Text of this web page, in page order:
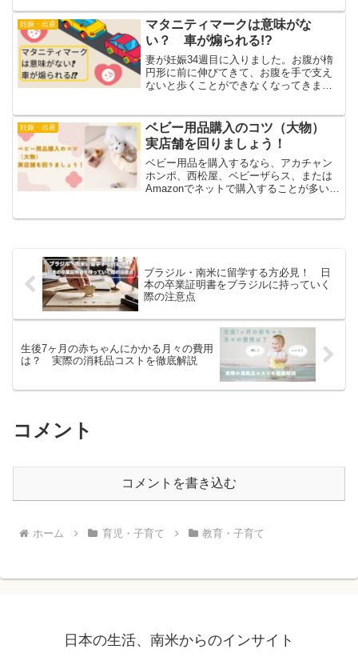
「？？？」でした。出産は痛みに耐える
ものだと勝手に思い込んでいたので...
妊娠・出産
マタニティマークは意味がな
い？ 車が煽られる!?
妻が妊娠34週目に入りました。お腹が楕
円形に前に伸びてきて、お腹を手で支え
ないと歩くことができなくなってきまし
も苦労しています。というのもわたした
ちが住んでいる川越市周...
妊娠・出産
ベビー用品購入のコツ（大物）
実店舗を回りましょう！
ベビー用品を購入するなら、アカチャン
ホンポ、西松屋、ベビーザらス、または
Amazonでネットで購入することが多いの
ブラジル・南米に留学する方必見！ 日
本の卒業証明書をブラジルに持っていく
際の注意点
生後7ヶ月の赤ちゃんにかかる月々の費用
は？ 実際の消耗品コストを徹底解説
コメント
コメントを書き込む
ホーム 育児・子育て 教育・子育て
日本の生活、南米からのインサイト